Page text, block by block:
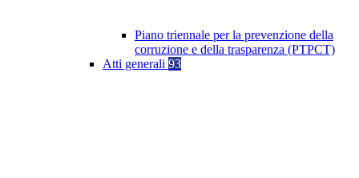
Piano triennale per la prevenzione della
corruzione e della trasparenza (PTPCT)
Atti generali 93